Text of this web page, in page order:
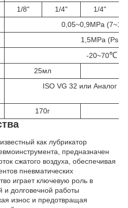
1/8" 1/4"
1/4"
0,05~0,9MPa
1,5MPa (Psi)
-20~70℃
25мл
ISO VG 32 или Аналог
170г
как лубрикатор
предназначен
сжатого воздуха, обеспечивая
пневматических
играет ключевую роль в
долговечной работы
износ и предотвращая